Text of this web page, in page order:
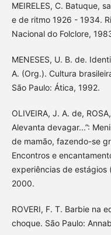
MEIRELES, C. Batuque,
e de ritmo 1926 - 1934.
Nacional do Folclore,
MENESES, U. B. de.
A. (Org.). Cultura
São Paulo: Ática, 1992.
OLIVEIRA, J. A. de,
Alevanta devagar...”:
de mamão, fazendo-se
Encontros e
experiências de estágios
2000.
ROVERI, F. T. Barbie na
choque. São Paulo: